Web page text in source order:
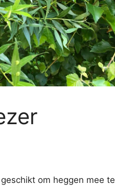
om heggen mee te